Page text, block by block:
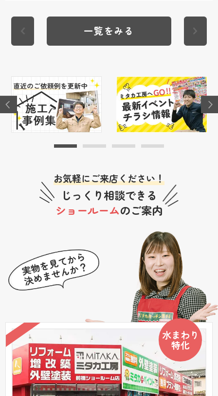
一覧をみる
お気軽にご来店ください！
じっくり相談できる
ショールームのご案内
水まわり
特化